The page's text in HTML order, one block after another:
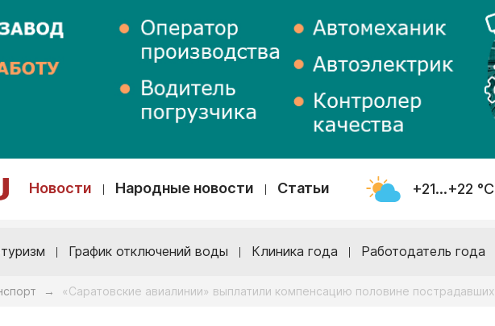
Новости Народные новости Статьи +21...+22 °С
График отключений воды Клиника года Работодатель года
→ «Саратовские авиалинии» выплатили компенсацию половине пострадавших